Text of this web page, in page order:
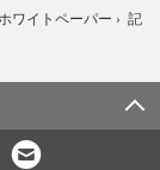
ワイトペーパー › 記